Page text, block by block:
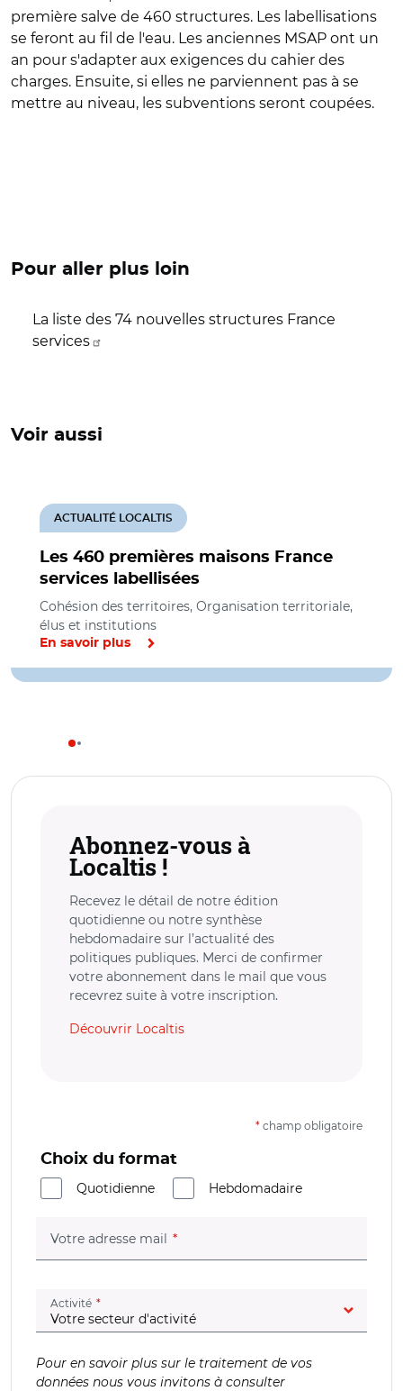
première salve de 460 structures. Les labellisations
se feront au fil de l'eau. Les anciennes MSAP ont un
an pour s'adapter aux exigences du cahier des
charges. Ensuite, si elles ne parviennent pas à se
mettre au niveau, les subventions seront coupées.
Pour aller plus loin
La liste des 74 nouvelles structures France
services
Voir aussi
Les 460 premières maisons France
services labellisées
ACTUALITÉ LOCALTIS
Cohésion des territoires, Organisation territoriale,
élus et institutions
En savoir plus
Abonnez-vous à
Localtis !
Recevez le détail de notre édition
quotidienne ou notre synthèse
hebdomadaire sur l’actualité des
politiques publiques. Merci de confirmer
votre abonnement dans le mail que vous
recevrez suite à votre inscription.
Découvrir Localtis
* champ obligatoire
Choix du format
Quotidienne
Hebdomadaire
Votre adresse mail (champ obligatoire)
Activité (champ obligatoire)
Pour en savoir plus sur le traitement de vos
données nous vous invitons à consulter